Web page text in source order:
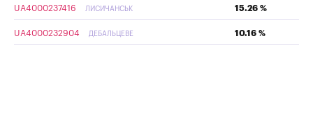
UA4000237416 ЛИСИЧАНСЬК 15.26 %
UA4000232904 ДЕБАЛЬЦЕВЕ 10.16 %